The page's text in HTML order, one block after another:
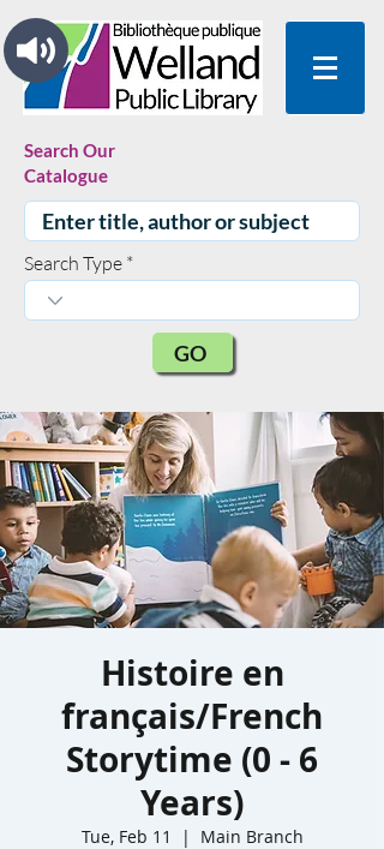
Search Our
Catalogue
Search Type
GO
Histoire en
français/French
Storytime (0 - 6
Years)
Tue, Feb 11
  |
Main Branch